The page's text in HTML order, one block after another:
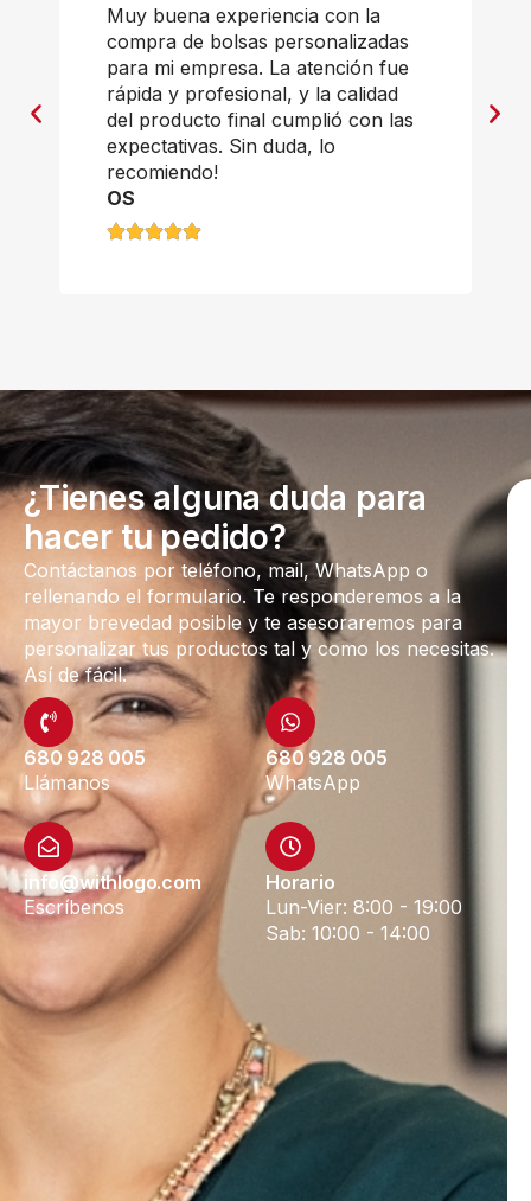
Muy buena experiencia con la
compra de bolsas personalizadas
para mi empresa. La atención fue
rápida y profesional, y la calidad
del producto final cumplió con las
expectativas. Sin duda, lo
recomiendo!
OS
¿Tienes alguna duda para
hacer tu pedido?
Contáctanos por teléfono, mail, WhatsApp o
rellenando el formulario. Te responderemos a la
mayor brevedad posible y te asesoraremos para
personalizar tus productos tal y como los necesitas.
Así de fácil.
680 928 005
Llámanos
680 928 005
WhatsApp
info@withlogo.com
Escríbenos
Horario
Lun-Vier: 8:00 - 19:00
Sab: 10:00 - 14:00